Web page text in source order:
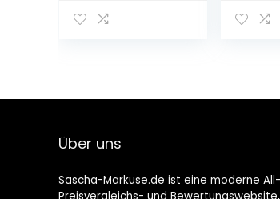
Über uns
Sascha-Markuse.de ist eine moderne